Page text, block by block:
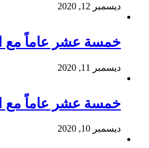
ديسمبر 12, 2020
خمسة عشر عاماً مع
ديسمبر 11, 2020
خمسة عشر عاماً مع
ديسمبر 10, 2020